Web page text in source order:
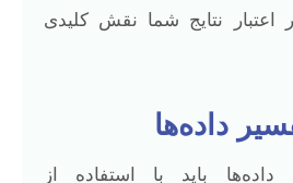
اعتبار نتایج شما نقش کلیدی
باید با استفاده از